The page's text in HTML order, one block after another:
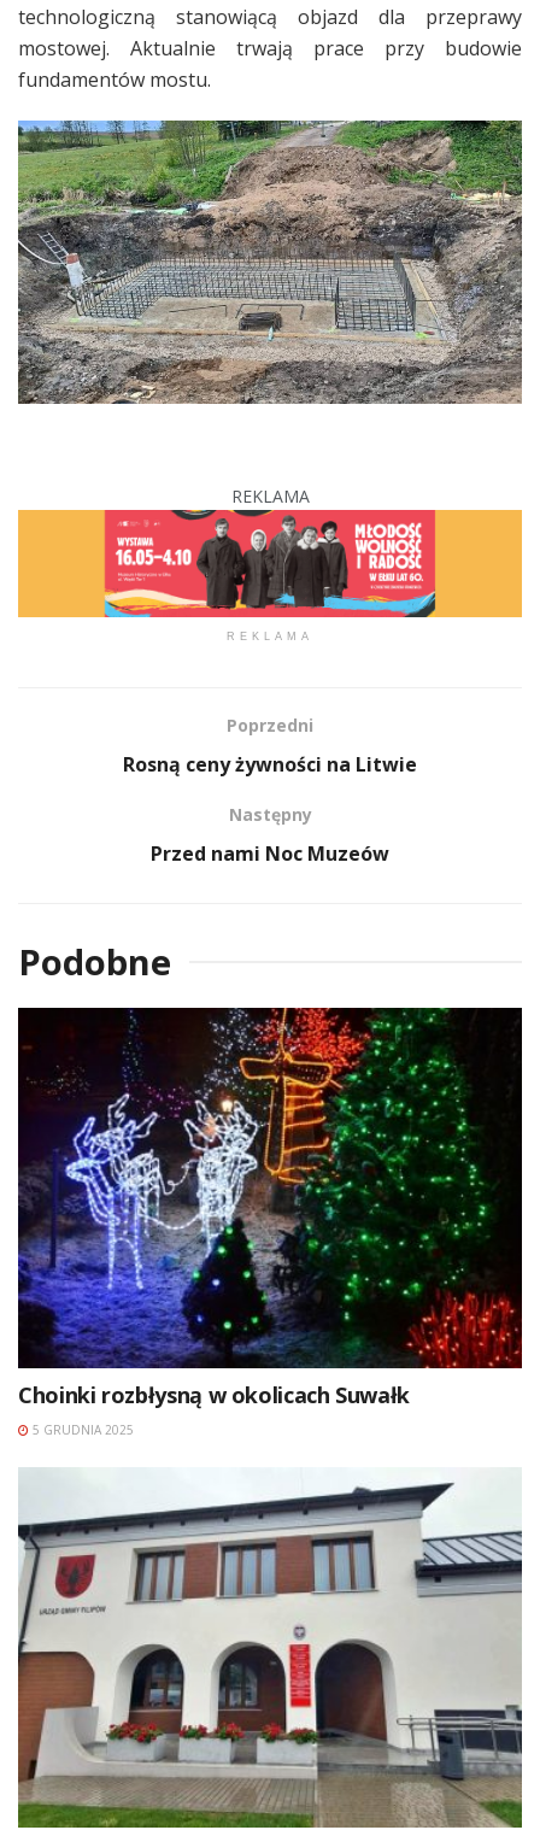
technologiczną stanowiącą objazd dla przeprawy
mostowej. Aktualnie trwają prace przy budowie
fundamentów mostu.
REKLAMA
REKLAMA
Poprzedni
Rosną ceny żywności na Litwie
Następny
Przed nami Noc Muzeów
Podobne
Choinki rozbłysną w okolicach Suwałk
5 GRUDNIA 2025